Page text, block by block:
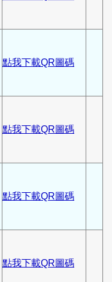
點我下載QR圖碼
點我下載QR圖碼
點我下載QR圖碼
點我下載QR圖碼